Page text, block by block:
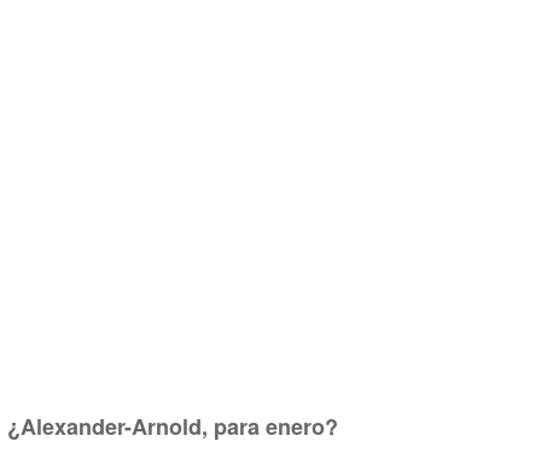
¿Alexander-Arnold, para enero?